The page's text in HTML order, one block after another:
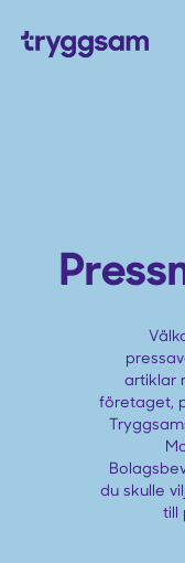
artiklar
företaget,
du skulle
till